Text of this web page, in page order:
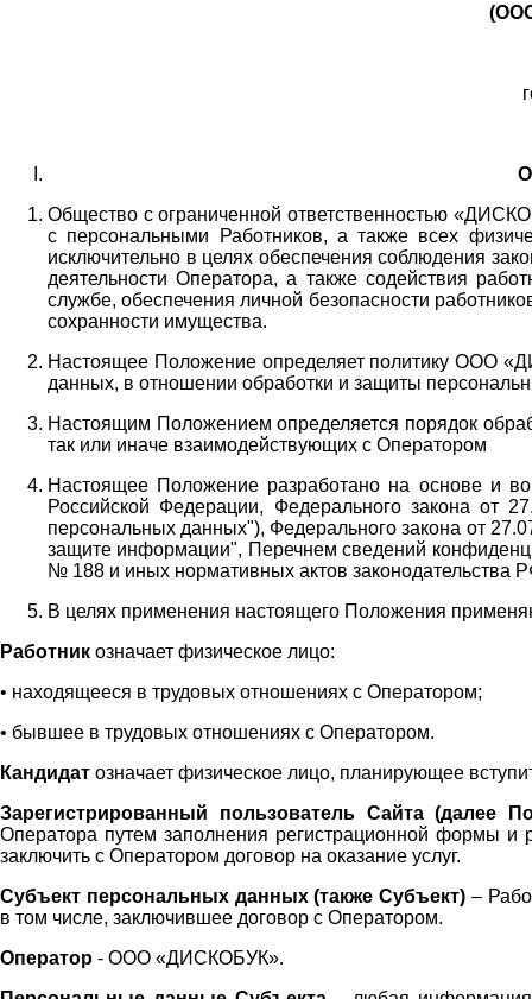
Общество с ограниченной ответственностью
с персональными Работников, а также всех
исключительно в целях обеспечения соблюдения
деятельности Оператора,а также содействия
службе, обеспечения личной безопасности
сохранности имущества.
Настоящее Положение определяет политику ООО
данных, в отношении обработки и защиты
Настоящим Положением определяется порядок
так или иначе взаимодействующих с Оператором
Настоящее Положение разработано на основе и во
Российской Федерации, Федерального закона
персональных данных"), Федерального закона от
защите информации", Перечнем сведений
№ 188 и иных нормативных актов законодательства
В целях применения настоящего Положения
Работник означает физическое лицо:
• находящееся в трудовых отношениях с Оператором;
• бывшее в трудовых отношениях с Оператором.
Кандидат означает физическое лицо, планирующее
Зарегистрированный пользователь Сайта (далее
Оператора путем заполнения регистрационной формы и
заключить с Оператором договор на оказание услуг.
Субъект персональных данных (также Субъект) –
в том числе, заключившее договор с Оператором.
Оператор - ООО «ДИСКОБУК».